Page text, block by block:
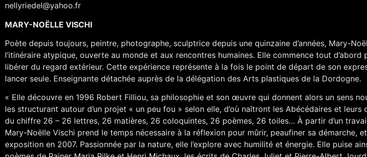
nellyriedel@yahoo.fr
MARY-NOËLLE VISCHI
Poète depuis toujours, peintre, photographe, sculptrice depuis une quinzaine d’années, Mary-
l’itinéraire atypique, ouverte au monde et aux rencontres humaines. Elle commence tout
libérer du regard extérieur. Cette expérience représente à la fois le point de départ de son
lancer seule. Enseignante détachée auprès de la délégation des Arts plastiques de la Dordogne.
« Elle découvre en 1996 Robert Filliou, sa philosophie et son œuvre qui donnent alors un sens
les structurant autour d’un projet « un peu fou » selon elle, d’où naîtront les Abécédaires et
du chiffre 26 – 26 lettres, 26 matières, 26 coloquintes, 26 poèmes, 26 toiles… À partir d’un
Mary-Noëlle Vischi prend le temps nécessaire à la réflexion pour mûrir, peaufiner sa démarche,
exposition en 2007. Passionnée par la nature, elle l’explore avec humilité et énergie. Elle puise